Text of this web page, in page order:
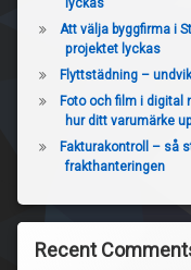
lyckas
Att välja byggfirma i
projektet lyckas
Flyttstädning –
Foto och film i digital
hur ditt varumärke
Fakturakontroll – så
frakthanteringen
Recent